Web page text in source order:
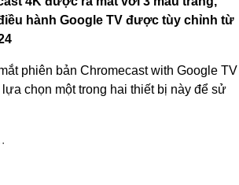
TV)
(thường
phiên bản
mới)
hành Google TV được tùy chỉnh từ
phiên bản Chromecast with Google TV
chọn một trong hai thiết bị này để sử